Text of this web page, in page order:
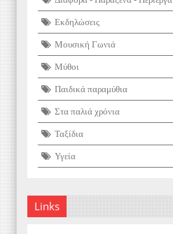
Εκδηλώσεις
Μουσική Γωνιά
Μύθοι
Παιδικά παραμύθια
Στα παλιά χρόνια
Ταξίδια
Υγεία
Links